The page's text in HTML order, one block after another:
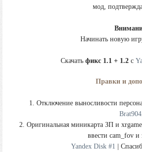
мод,
Начинать новую
Скачать фикс 1.1 + 1.2 с
Правки и
1. Отключение выносливости
Brat904
2. Оригинальная миникарта ЗП и
ввести cam_fov и
Yandex Disk #1 |